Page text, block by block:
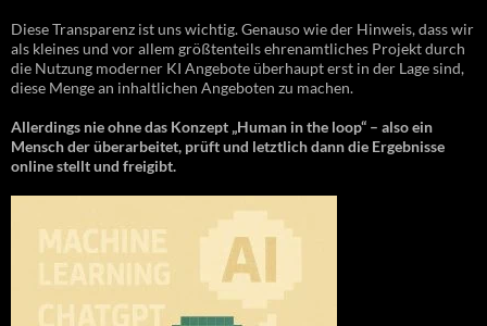
Diese Transparenz ist uns wichtig. Genauso wie der Hinweis, dass wir
als kleines und vor allem größtenteils ehrenamtliches Projekt durch
die Nutzung moderner KI Angebote überhaupt erst in der Lage sind,
diese Menge an inhaltlichen Angeboten zu machen.
Allerdings nie ohne das Konzept „Human in the loop“ – also ein
Mensch der überarbeitet, prüft und letztlich dann die Ergebnisse
online stellt und freigibt.